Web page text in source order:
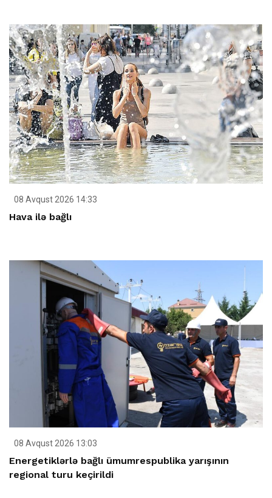
08 Avqust 2026 14:33
Hava ilə bağlı
08 Avqust 2026 13:03
Energetiklərlə bağlı ümumrespublika yarışının
regional turu keçirildi